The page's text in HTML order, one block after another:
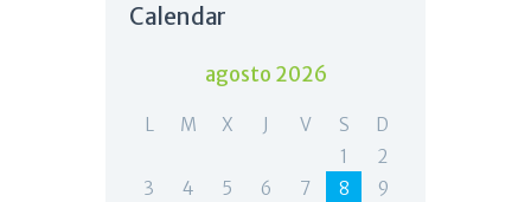
Calendar
agosto 2026
L M X J V S
D
1
2
3
4 5 6 7 8
9